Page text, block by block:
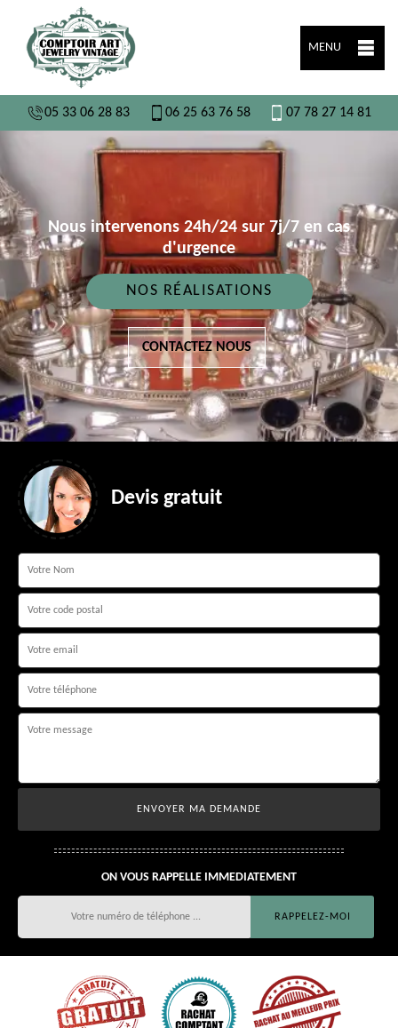
MENU
05 33 06 28 83 06 25 63 76 58 07 78 27 14 81
Nous intervenons 24h/24 sur 7j/7 en cas
d'urgence
NOS RÉALISATIONS
CONTACTEZ NOUS
Devis gratuit
ON VOUS RAPPELLE IMMEDIATEMENT